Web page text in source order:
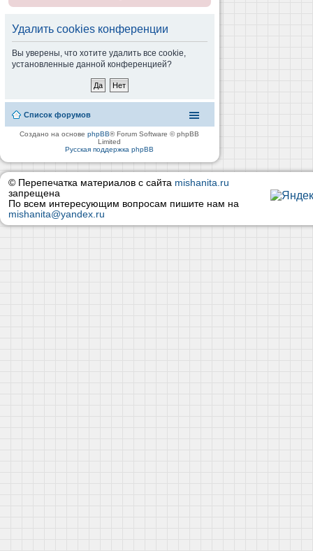
Удалить cookies конференции
Вы уверены, что хотите удалить все cookie,
установленные данной конференцией?
Список форумов
Создано на основеphpBB® Forum Software © phpBB
Limited
Русская поддержка phpBB
© Перепечатка материалов с сайта mishanita.ru
запрещена
По всем интересующим вопросам пишите нам на
mishanita@yandex.ru